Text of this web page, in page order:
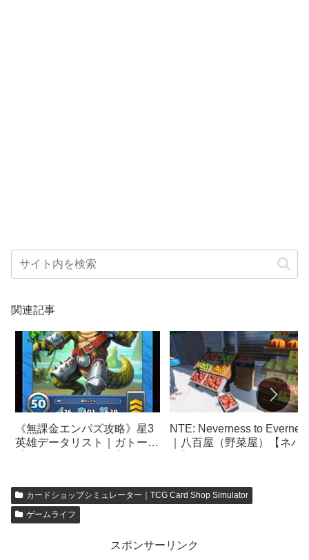
関連記事
《無課金エンパズ攻略》星3
英雄データリスト｜ガトー
NTE: Neverness to
｜八百屋（野菜屋）【ネバ
カードショップシミュレーター｜TCG Card Shop Simulator
ゲームライフ
スポンサーリンク